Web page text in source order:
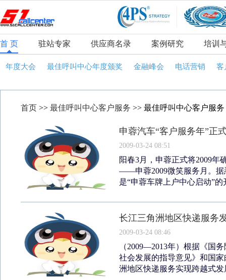
首 页 驻站专家 供应商名录 案例研究 培训
年度大会 最佳呼叫中心年度颁奖 金融峰会 电话营销 客
首页 >> 最佳呼叫中心客户服务 >> 最佳呼叫中心客户服务
申蓉汽车“客户服务年”正
2009-03-24 08:51
阳春3月，申蓉正式将2009年
——申蓉2009微笑服务月。据
是“申蓉车牌上户中心启动”
长江三角洲地区快递服务
2009-03-24 08:46
（2009—2013年）根据《国
社会发展的指导意见》和国
洲地区快递服务实现跨越式